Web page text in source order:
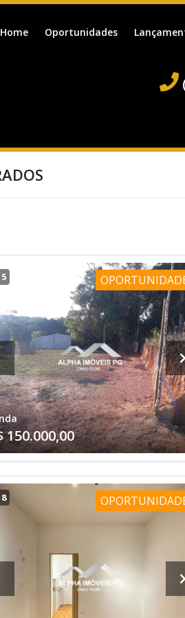
Home Oportunidades
5
150.000,00
8